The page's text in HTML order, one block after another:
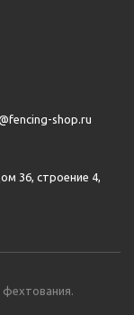
shop.ru
36, строение 4,
фехтования.